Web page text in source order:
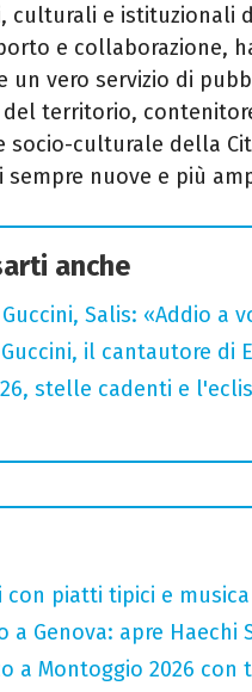
culturali e istituzionali
e collaborazione,
un vero servizio di
territorio,
socio-culturale della
nuove e più
anche
Salis: «Addio
il cantautore di
stelle cadenti e
con piatti tipici e
a Genova: apre Haechi
a Montoggio 2026